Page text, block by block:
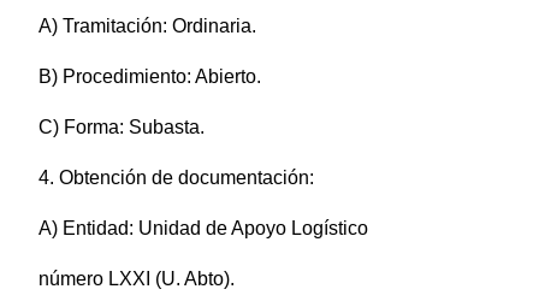
A) Tramitación: Ordinaria.
B) Procedimiento: Abierto.
C) Forma: Subasta.
4. Obtención de documentación:
A) Entidad: Unidad de Apoyo Logístico
número LXXI (U. Abto).